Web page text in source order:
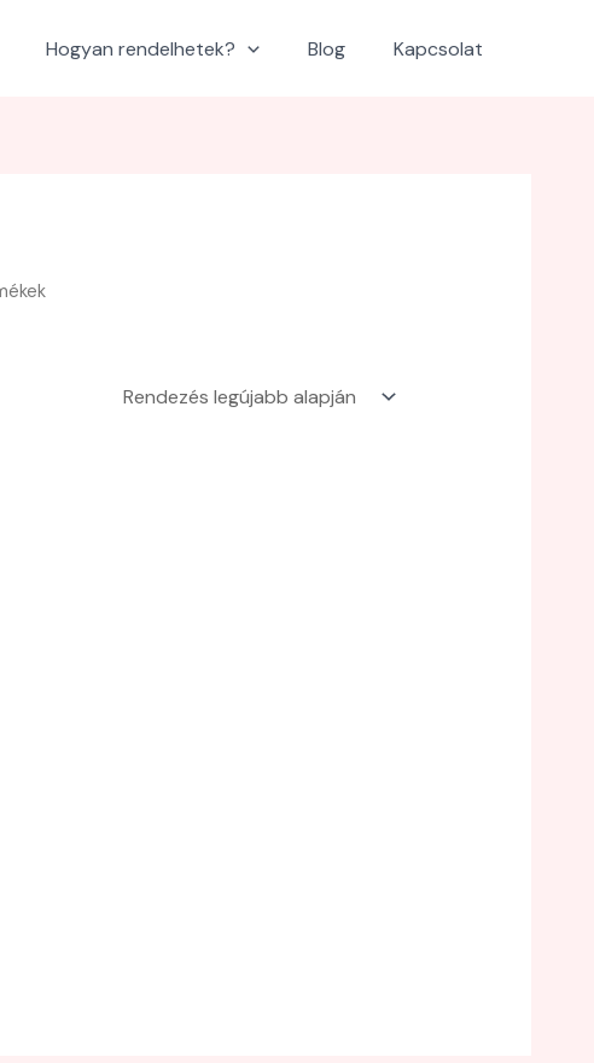
Hogyan rendelhetek? Blog Kapcsolat